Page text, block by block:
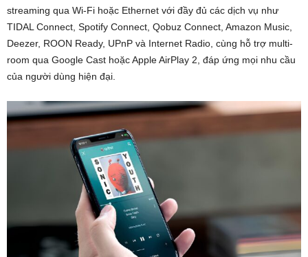
streaming qua Wi-Fi hoặc Ethernet với đầy đủ các dịch vụ như
TIDAL Connect, Spotify Connect, Qobuz Connect, Amazon Music,
Deezer, ROON Ready, UPnP và Internet Radio, cùng hỗ trợ multi-
room qua Google Cast hoặc Apple AirPlay 2, đáp ứng mọi nhu cầu
của người dùng hiện đại.